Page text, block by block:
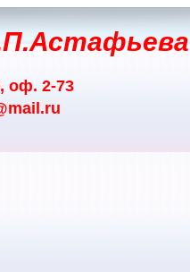
оф. 2-73